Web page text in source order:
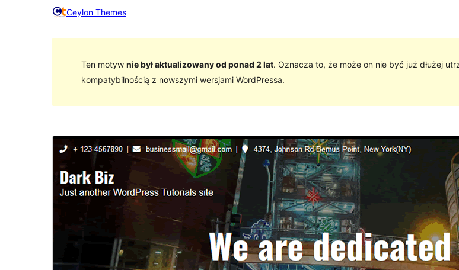
Ceylon Themes
Ten motyw nie był aktualizowany od ponad 2 lat. Oznacza to, że może on nie być już dłużej
kompatybilnością z nowszymi wersjami WordPressa.